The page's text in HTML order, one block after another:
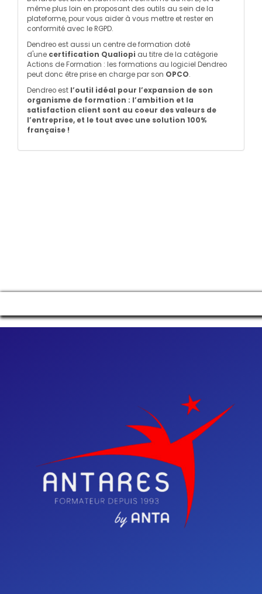
même plus loin en proposant des outils au sein de la
plateforme, pour vous aider à vous mettre et rester en
conformité avec le RGPD.
Dendreo est aussi un centre de formation doté
d'une certification Qualiopi au titre de la catégorie
Actions de Formation : les formations au logiciel Dendreo
peut donc être prise en charge par son OPCO.
Dendreo est l’outil idéal pour l’expansion de son
organisme de formation : l’ambition et la
satisfaction client sont au coeur des valeurs de
l’entreprise, et le tout avec une solution 100%
française !